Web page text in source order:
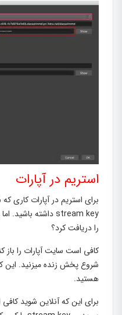
استریم در آپارات
برای استریم در آپارات کاری
را دریافت کرد؟
کافی است سایت آپارات را
شروع پخش زنده میزنید. این
هستید.
برای این که آنلاین شوید